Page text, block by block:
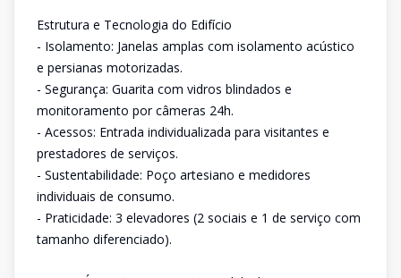
Estrutura e Tecnologia do Edifício
- Isolamento: Janelas amplas com isolamento acústico
e persianas motorizadas.
- Segurança: Guarita com vidros blindados e
monitoramento por câmeras 24h.
- Acessos: Entrada individualizada para visitantes e
prestadores de serviços.
- Sustentabilidade: Poço artesiano e medidores
individuais de consumo.
- Praticidade: 3 elevadores (2 sociais e 1 de serviço com
tamanho diferenciado).